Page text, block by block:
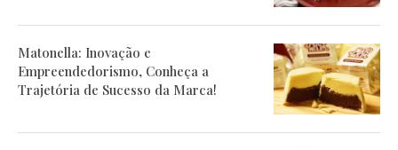
Matonella: Inovação e
Empreendedorismo, Conheça a
Trajetória de Sucesso da Marca!